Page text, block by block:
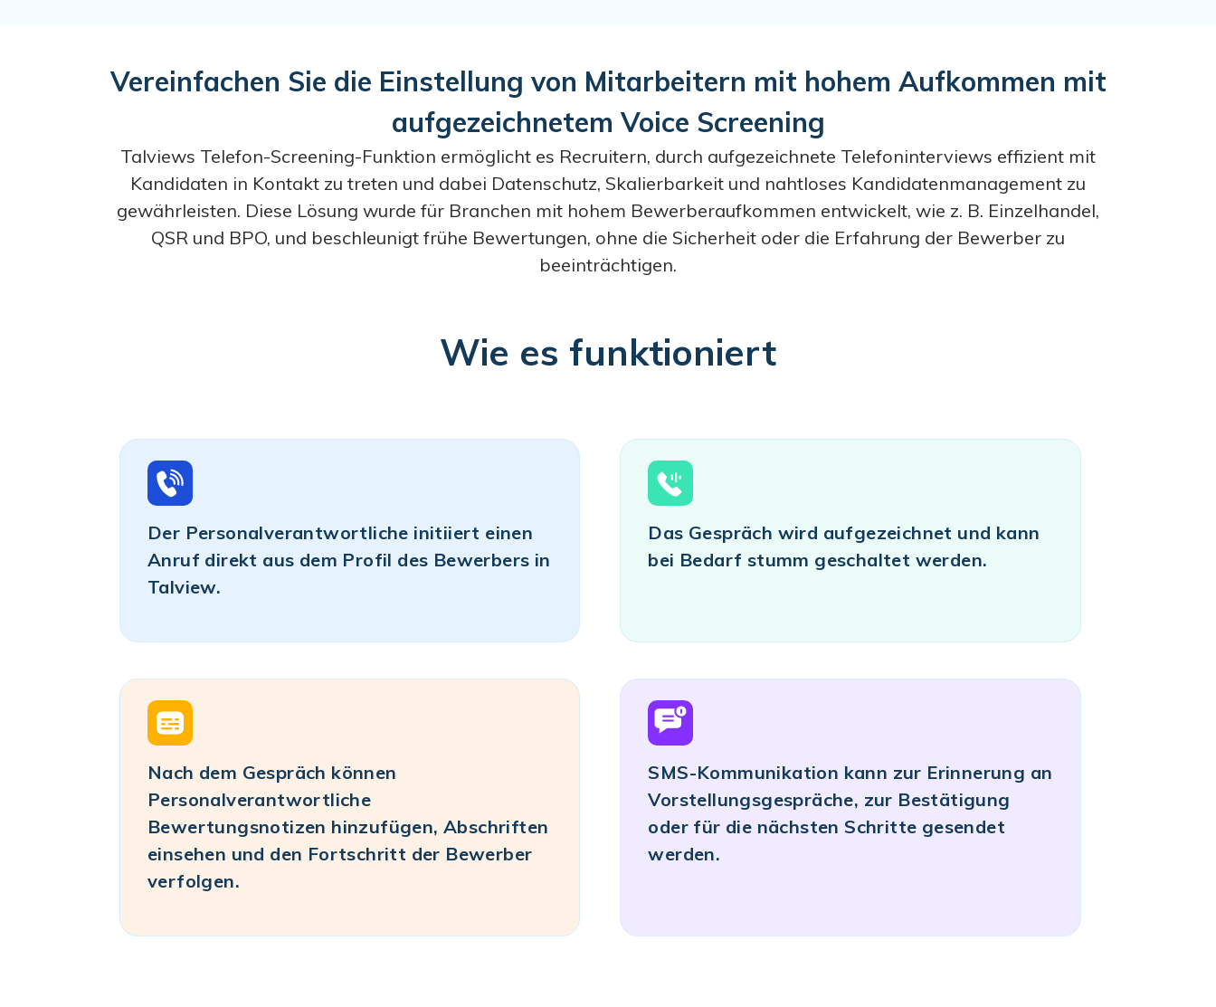
Vereinfachen Sie die Einstellung von Mitarbeitern mit hohem Aufkommen mit
aufgezeichnetem Voice Screening
Talviews Telefon-Screening-Funktion ermöglicht es Recruitern, durch aufgezeichnete Telefoninterviews effizient mit
Kandidaten in Kontakt zu treten und dabei Datenschutz, Skalierbarkeit und nahtloses Kandidatenmanagement zu
gewährleisten. Diese Lösung wurde für Branchen mit hohem Bewerberaufkommen entwickelt, wie z. B. Einzelhandel,
QSR und BPO, und beschleunigt frühe Bewertungen, ohne die Sicherheit oder die Erfahrung der Bewerber zu
beeinträchtigen.
Wie es funktioniert
Der Personalverantwortliche initiiert einen
Anruf direkt aus dem Profil des Bewerbers in
Talview.
Das Gespräch wird aufgezeichnet und kann
bei Bedarf stumm geschaltet werden.
Nach dem Gespräch können
Personalverantwortliche
Bewertungsnotizen hinzufügen, Abschriften
einsehen und den Fortschritt der Bewerber
verfolgen.
SMS-Kommunikation kann zur Erinnerung an
Vorstellungsgespräche, zur Bestätigung
oder für die nächsten Schritte gesendet
werden.